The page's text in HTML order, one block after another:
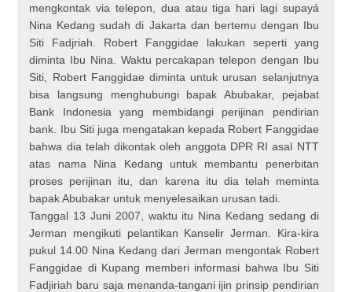
mengkontak via telepon, dua atau tiga hari lagi supayá
Nina Kedang sudah di Jakarta dan bertemu dengan Ibu
Siti Fadjriah. Robert Fanggidae lakukan seperti yang
diminta Ibu Nina. Waktu percakapan telepon dengan Ibu
Siti, Robert Fanggidae diminta untuk urusan selanjutnya
bisa langsung menghubungi bapak Abubakar, pejabat
Bank Indonesia yang membidangi perijinan pendirian
bank. Ibu Siti juga mengatakan kepada Robert Fanggidae
bahwa dia telah dikontak oleh anggota DPR RI asal NTT
atas nama Nina Kedang untuk membantu penerbitan
proses perijinan itu, dan karena itu dia telah meminta
bapak Abubakar untuk menyelesaikan urusan tadi.
Tanggal 13 Juni 2007, waktu itu Nina Kedang sedang di
Jerman mengikuti pelantikan Kanselir Jerman. Kira-kira
pukul 14.00 Nina Kedang dari Jerman mengontak Robert
Fanggidae di Kupang memberi informasi bahwa Ibu Siti
Fadjiriah baru saja menanda-tangani ijin prinsip pendirian